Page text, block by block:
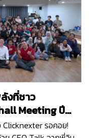
งที่ชาว
Meeting ปี
รอคอย!